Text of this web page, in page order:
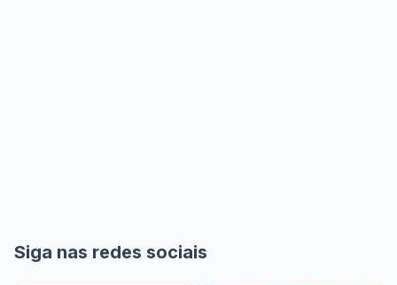
Siga nas redes sociais